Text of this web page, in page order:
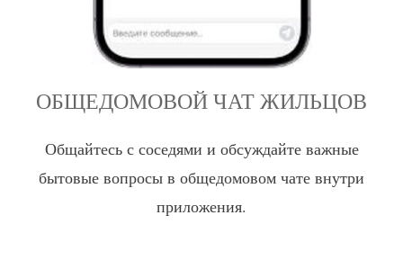
ОБЩЕДОМОВОЙ ЧАТ ЖИЛЬЦОВ
Общайтесь с соседями и обсуждайте важные
бытовые вопросы в общедомовом чате внутри
приложения.